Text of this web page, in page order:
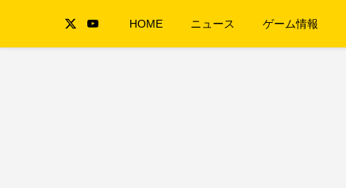
HOME ニュース ゲーム情報